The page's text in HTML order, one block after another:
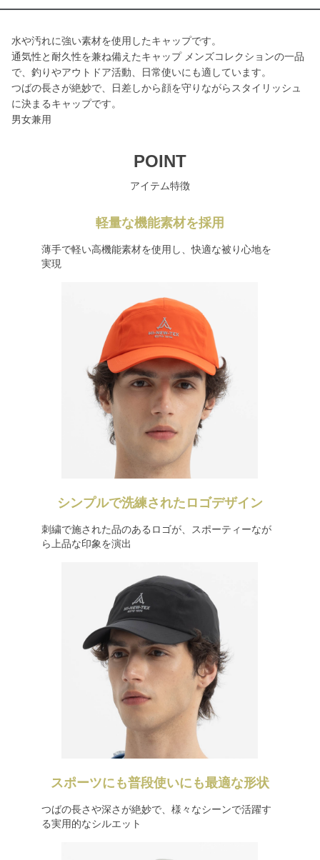
水や汚れに強い素材を使用したキャップです。
通気性と耐久性を兼ね備えたキャップ メンズコレクションの一品
で、釣りやアウトドア活動、日常使いにも適しています。
つばの長さが絶妙で、日差しから顔を守りながらスタイリッシュ
に決まるキャップです。
男女兼用
POINT
アイテム特徴
軽量な機能素材を採用
薄手で軽い高機能素材を使用し、快適な被り心地を
実現
シンプルで洗練されたロゴデザイン
刺繍で施された品のあるロゴが、スポーティーなが
ら上品な印象を演出
スポーツにも普段使いにも最適な形状
つばの長さや深さが絶妙で、様々なシーンで活躍す
る実用的なシルエット